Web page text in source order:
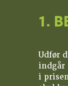
1.
Udfør
indgår
i